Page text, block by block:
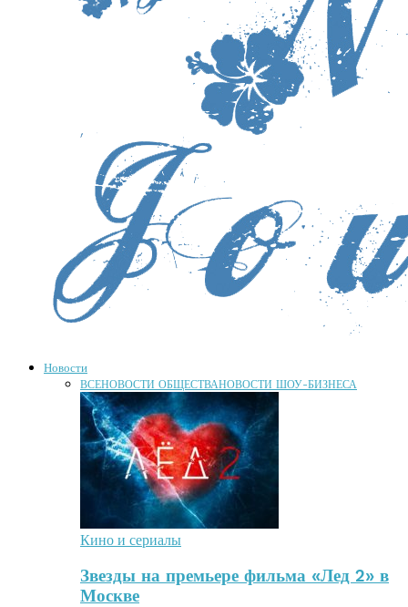
Новости
ВСЕНОВОСТИ ОБЩЕСТВАНОВОСТИ ШОУ-БИЗНЕСА
Кино и сериалы
Звезды на премьере фильма «Лед 2» в
Москве